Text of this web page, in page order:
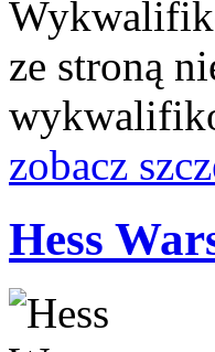
ze stroną
zobacz
Hess